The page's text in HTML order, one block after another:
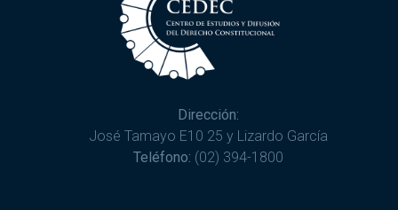
Dirección:
José Tamayo E10 25 y Lizardo García
Teléfono: (02) 394-1800